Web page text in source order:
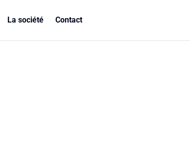
La société Contact